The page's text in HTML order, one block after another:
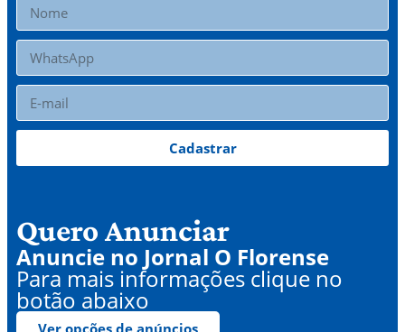
Cadastrar
Quero Anunciar
Anuncie no Jornal O Florense
Para mais informações clique no
botão abaixo
Ver opções de anúncios